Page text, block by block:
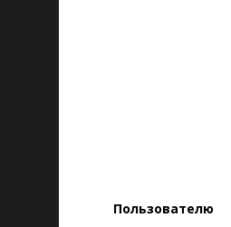
Пользователю